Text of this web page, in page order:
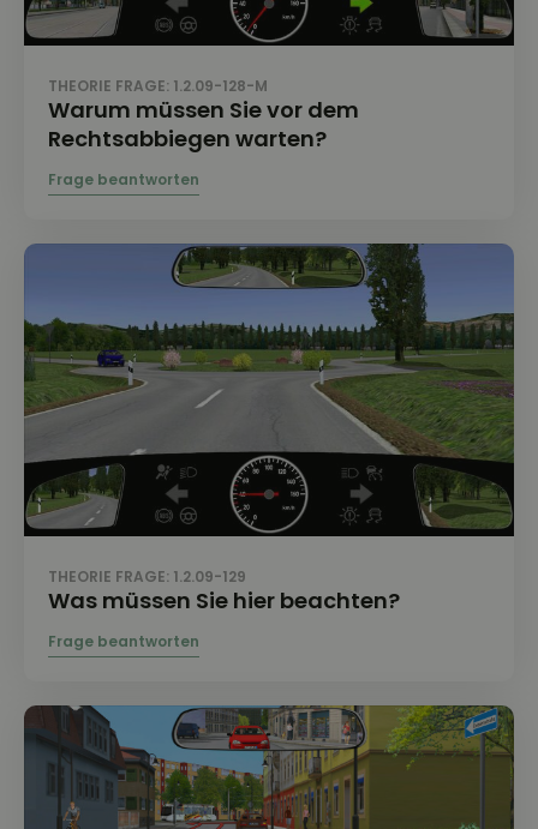
THEORIE FRAGE: 1.2.09-128-M
Warum müssen Sie vor dem
Rechtsabbiegen warten?
THEORIE FRAGE: 1.2.09-129
Was müssen Sie hier beachten?